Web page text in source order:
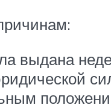
выдана